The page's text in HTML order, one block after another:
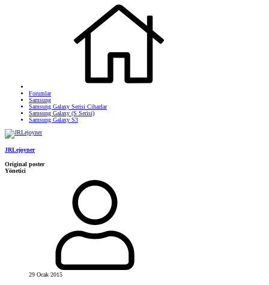
Forumlar
Samsung
Samsung Galaxy Serisi Cihazlar
Samsung Galaxy (S Serisi)
Samsung Galaxy S3
JRLejoyner
Original poster
Yönetici
29 Ocak 2015